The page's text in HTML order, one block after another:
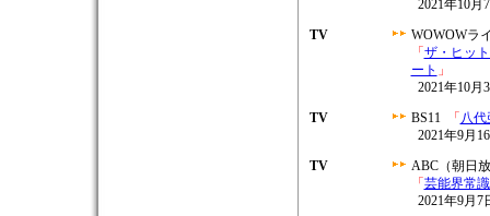
2021年10月
TV
WOWOWラ
「 ザ・ヒッ
ート 」
2021年10月
TV
BS11 「 八
2021年9月
TV
ABC（朝日
「 芸能界常
2021年9月7